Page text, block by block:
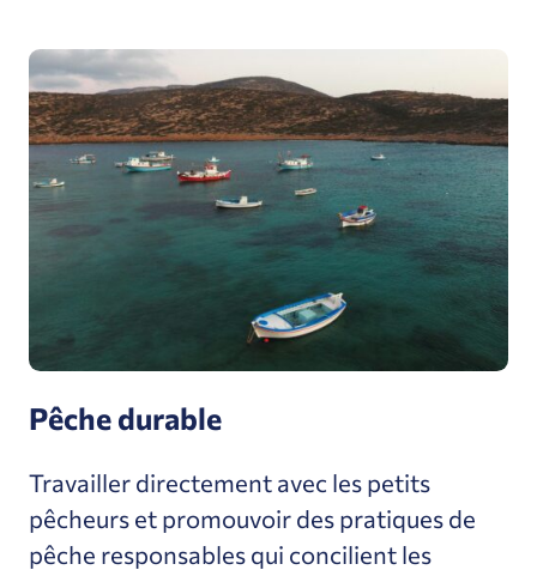
Pêche durable
Travailler directement avec les petits
pêcheurs et promouvoir des pratiques de
pêche responsables qui concilient les